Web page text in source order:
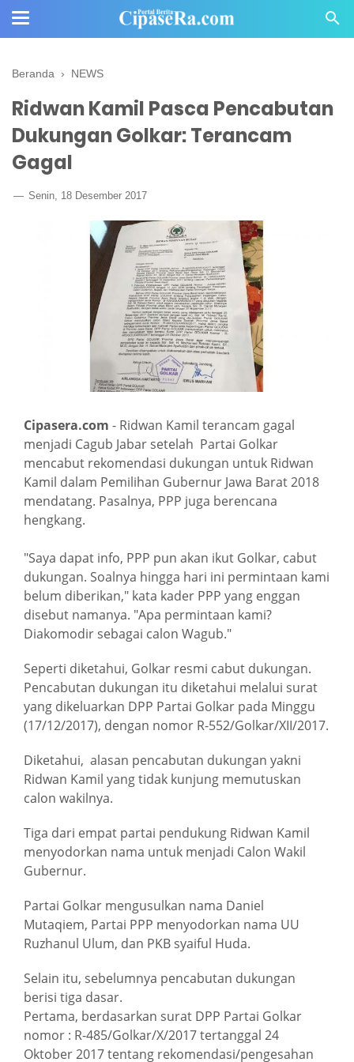
Beranda › NEWS
Ridwan Kamil Pasca Pencabutan
Dukungan Golkar: Terancam
Gagal
Senin, 18 Desember 2017
Cipasera.com - Ridwan Kamil terancam gagal
menjadi Cagub Jabar setelah Partai Golkar
mencabut rekomendasi dukungan untuk Ridwan
Kamil dalam Pemilihan Gubernur Jawa Barat 2018
mendatang.‎ Pasalnya, PPP juga berencana
hengkang.
"Saya dapat info, PPP pun akan ikut Golkar, cabut
dukungan. Soalnya hingga hari ini permintaan kami
belum diberikan," kata kader PPP yang enggan
disebut namanya. "Apa permintaan kami?
Diakomodir sebagai calon Wagub."
Seperti diketahui, Golkar resmi cabut dukungan.
Pencabutan dukungan itu diketahui melalui surat
yang dikeluarkan DPP Partai Golkar pada Minggu
(17/12/2017), dengan nomor R-552/Golkar/XII/2017.
Diketahui, alasan pencabutan dukungan yakni
Ridwan Kamil yang tidak kunjung memutuskan
calon wakilnya.
Tiga dari empat partai pendukung Ridwan Kamil
menyodorkan nama untuk menjadi Calon Wakil
Gubernur.
Partai Golkar mengusulkan nama Daniel
Mutaqiem, Partai PPP menyodorkan nama UU
Ruzhanul Ulum, dan PKB syaiful Huda.
Selain itu, sebelumnya pencabutan dukungan
berisi tiga dasar.
Pertama, berdasarkan surat DPP Partai Golkar
nomor : R-485/Golkar/X/2017 tertanggal 24
Oktober 2017 tentang rekomendasi/pengesahan